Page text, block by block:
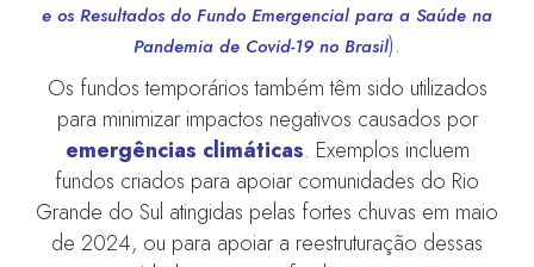
e os Resultados do Fundo Emergencial para a Saúde na
Pandemia de Covid-19 no Brasil).
Os fundos temporários também têm sido utilizados
para minimizar impactos negativos causados por
emergências climáticas. Exemplos incluem
fundos criados para apoiar comunidades do Rio
Grande do Sul atingidas pelas fortes chuvas em maio
de 2024, ou para apoiar a reestruturação dessas